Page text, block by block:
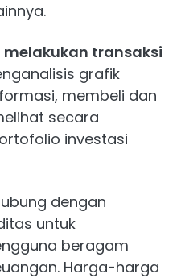
melakukan transaksi
grafik
membeli dan
secara
investasi
dengan
untuk
beragam
Harga-harga